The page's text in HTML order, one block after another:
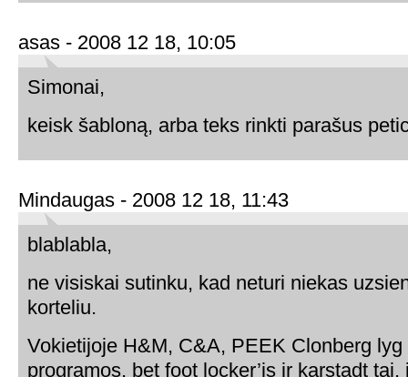
asas - 2008 12 18, 10:05
Simonai,
keisk šabloną, arba teks rinkti parašus
Mindaugas - 2008 12 18, 11:43
blablabla,
ne visiskai sutinku, kad neturi niekas
korteliu.
Vokietijoje H&M, C&A, PEEK Clonberg
programos, bet foot locker’is ir karstadt tai,